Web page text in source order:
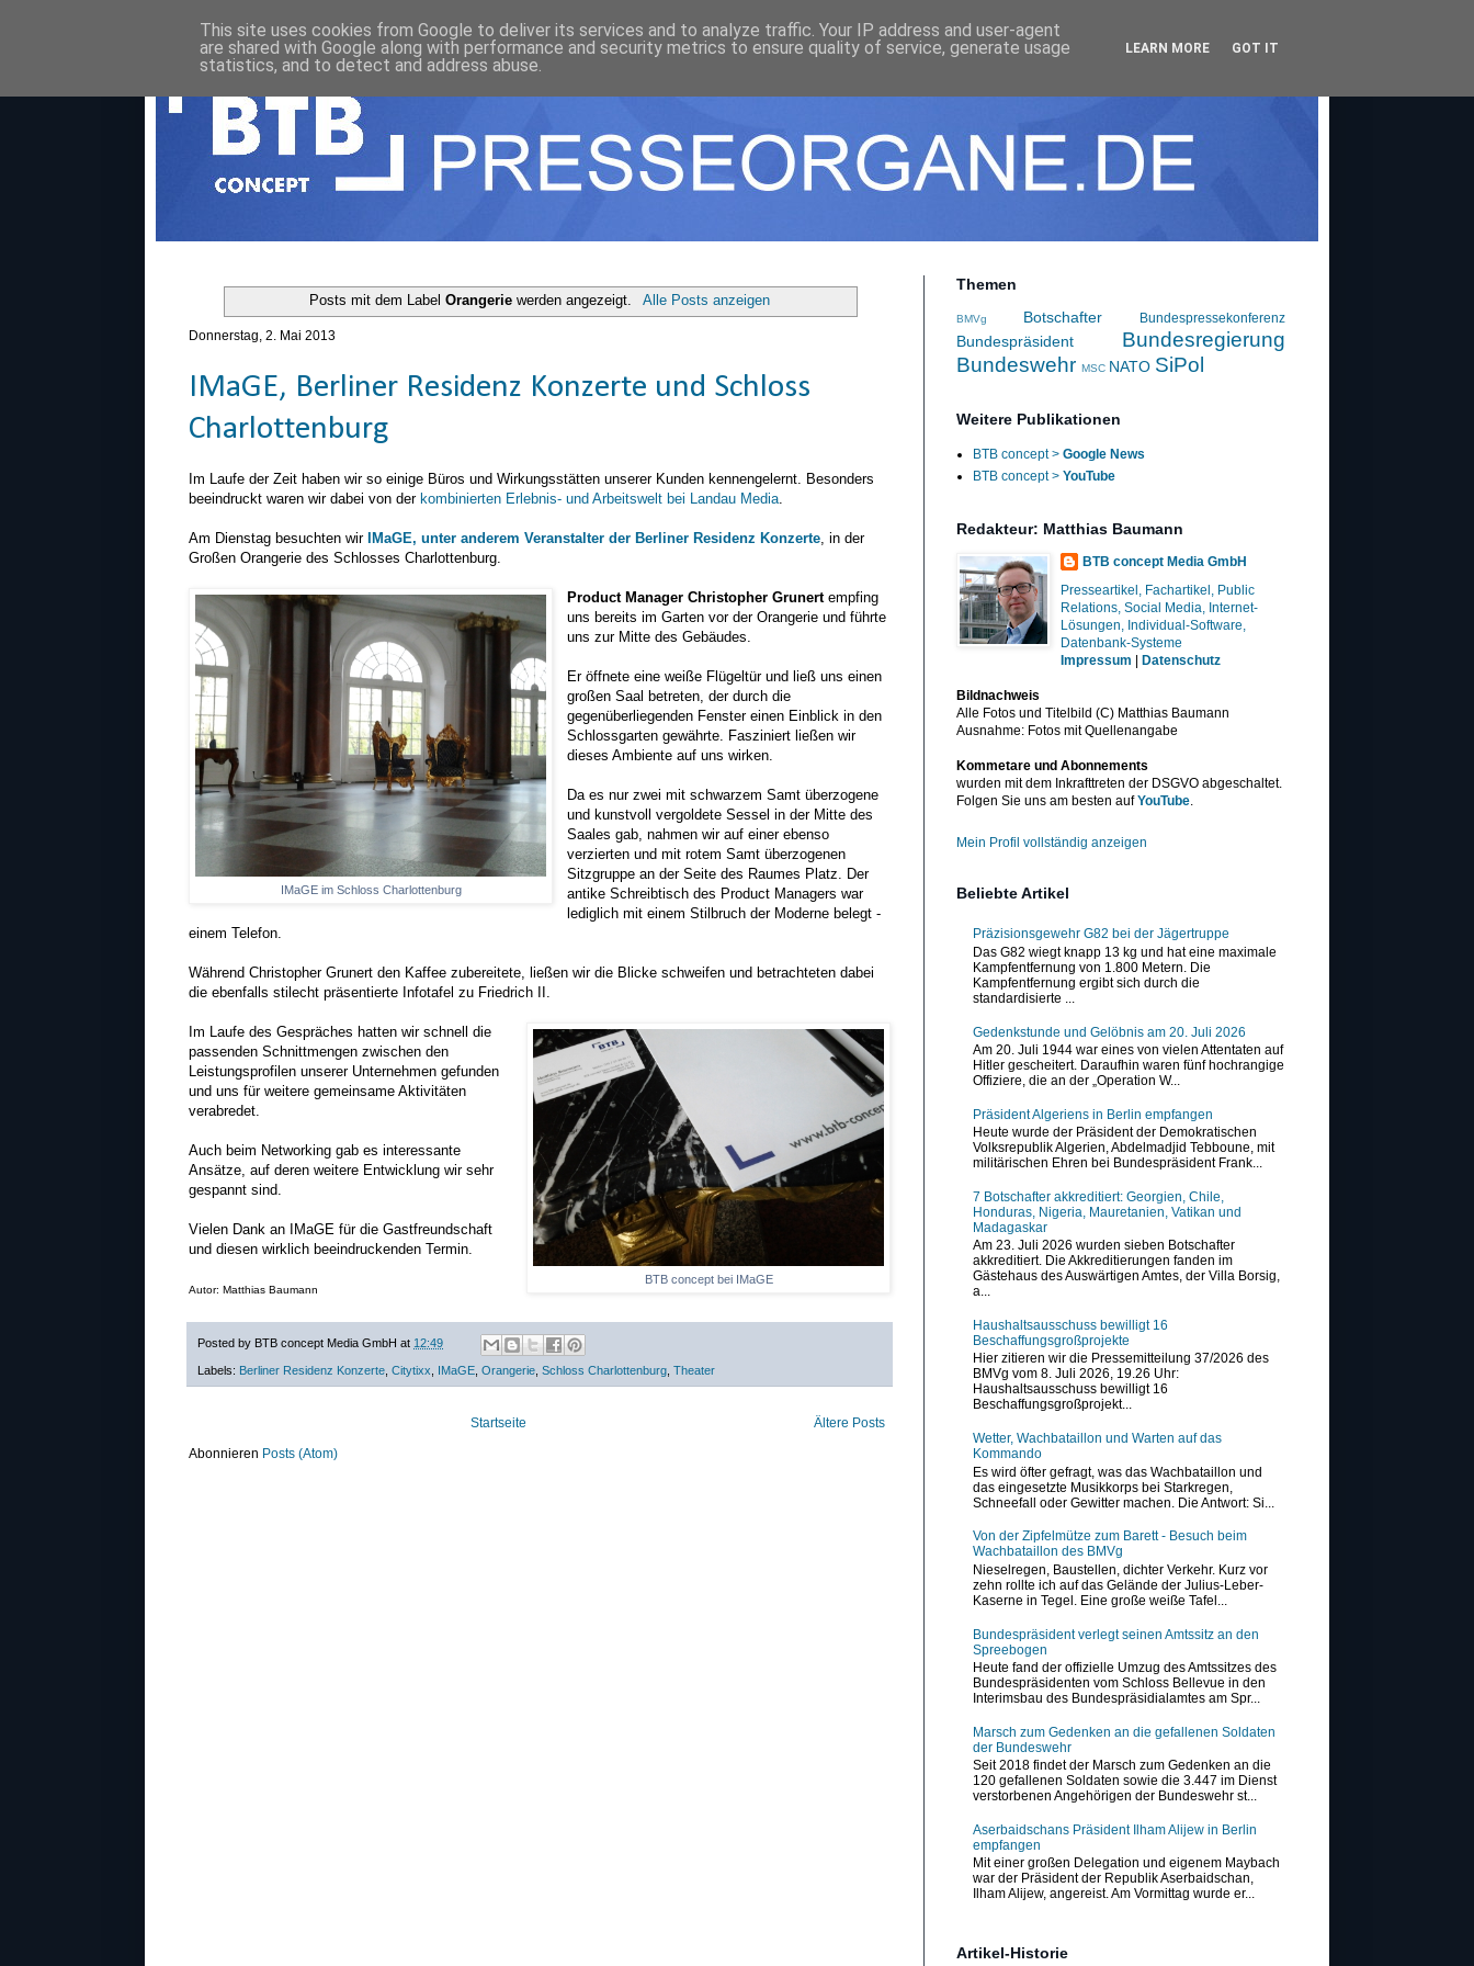
Posts mit dem LabelOrangerie werden angezeigt. Alle Posts anzeigen
Donnerstag, 2. Mai 2013
IMaGE, Berliner Residenz Konzerte und Schloss
Charlottenburg
Im Laufe der Zeit haben wir so einige Büros und Wirkungsstätten unserer Kunden kennengelernt. Besonders
beeindruckt waren wir dabei von der kombinierten Erlebnis- und Arbeitswelt bei Landau Media
Am Dienstag besuchten wir IMaGE, unter anderem Veranstalter der Berliner Residenz Konzerte , in der
Großen Orangerie des Schlosses Charlottenburg.
IMaGE im Schloss Charlottenburg
Product Manager Christopher Grunertempfing
uns bereits im Garten vor der Orangerie und führte
uns zur Mitte des Gebäudes.
Er öffnete eine weiße Flügeltür und ließ uns einen
großen Saal betreten, der durch die
gegenüberliegenden Fenster einen Einblick in den
Schlossgarten gewährte. Fasziniert ließen wir
dieses Ambiente auf uns wirken.
Da es nur zwei mit schwarzem Samt überzogene
und kunstvoll vergoldete Sessel in der Mitte des
Saales gab, nahmen wir auf einer ebenso
verzierten und mit rotem Samt überzogenen
Sitzgruppe an der Seite des Raumes Platz. Der
antike Schreibtisch des Product Managers war
lediglich mit einem Stilbruch der Moderne belegt -
einem Telefon.
Während Christopher Grunert den Kaffee zubereitete, ließen wir die Blicke schweifen und betrachteten dabei
die ebenfalls stilecht präsentierte Infotafel zu Friedrich II.
BTB concept bei IMaGE
Im Laufe des Gespräches hatten wir schnell die
passenden Schnittmengen zwischen den
Leistungsprofilen unserer Unternehmen gefunden
und uns für weitere gemeinsame Aktivitäten
verabredet.
Auch beim Networking gab es interessante
Ansätze, auf deren weitere Entwicklung wir sehr
gespannt sind.
Vielen Dank an IMaGE für die Gastfreundschaft
und diesen wirklich beeindruckenden Termin.
Autor: Matthias Baumann
Posted by BTB concept Media GmbH at 12:49
Labels: Berliner Residenz Konzerte Citytixx IMaGE Orangerie Schloss Charlottenburg Theater
Ältere Posts
Startseite
Abonnieren Posts (Atom)
Themen
BMVg Botschafter Bundespressekonferenz
Bundespräsident
Bundesregierung
Bundeswehr MSC NATO SiPol
Weitere Publikationen
BTB concept > Google News
BTB concept > YouTube
Redakteur: Matthias Baumann
BTB concept Media GmbH
Presseartikel, Fachartikel, Public
Relations, Social Media, Internet-
Lösungen, Individual-Software,
Datenbank-Systeme
Impressum
Datenschutz
Bildnachweis
Alle Fotos und Titelbild (C) Matthias Baumann
Ausnahme: Fotos mit Quellenangabe
Kommetare und Abonnements
wurden mit dem Inkrafttreten der DSGVO abgeschaltet.
Folgen Sie uns am besten aufYouTube.
Mein Profil vollständig anzeigen
Beliebte Artikel
Präzisionsgewehr G82 bei der Jägertruppe
Das G82 wiegt knapp 13 kg und hat eine maximale
Kampfentfernung von 1.800 Metern. Die
Kampfentfernung ergibt sich durch die
standardisierte ...
Gedenkstunde und Gelöbnis am 20. Juli 2026
Am 20. Juli 1944 war eines von vielen Attentaten auf
Hitler gescheitert. Daraufhin waren fünf hochrangige
Offiziere, die an der „Operation W...
Präsident Algeriens in Berlin empfangen
Heute wurde der Präsident der Demokratischen
Volksrepublik Algerien, Abdelmadjid Tebboune, mit
militärischen Ehren bei Bundespräsident Frank...
7 Botschafter akkreditiert: Georgien, Chile,
Honduras, Nigeria, Mauretanien, Vatikan und
Madagaskar
Am 23. Juli 2026 wurden sieben Botschafter
akkreditiert. Die Akkreditierungen fanden im
Gästehaus des Auswärtigen Amtes, der Villa Borsig,
a...
Haushaltsausschuss bewilligt 16
Beschaffungsgroßprojekte
Hier zitieren wir die Pressemitteilung 37/2026 des
BMVg vom 8. Juli 2026, 19.26 Uhr:
Haushaltsausschuss bewilligt 16
Beschaffungsgroßprojekt...
Wetter, Wachbataillon und Warten auf das
Kommando
Es wird öfter gefragt, was das Wachbataillon und
das eingesetzte Musikkorps bei Starkregen,
Schneefall oder Gewitter machen. Die Antwort: Si...
Von der Zipfelmütze zum Barett - Besuch beim
Wachbataillon des BMVg
Nieselregen, Baustellen, dichter Verkehr. Kurz vor
zehn rollte ich auf das Gelände der Julius-Leber-
Kaserne in Tegel. Eine große weiße Tafel...
Bundespräsident verlegt seinen Amtssitz an den
Spreebogen
Heute fand der offizielle Umzug des Amtssitzes des
Bundespräsidenten vom Schloss Bellevue in den
Interimsbau des Bundespräsidialamtes am Spr...
Marsch zum Gedenken an die gefallenen Soldaten
der Bundeswehr
Seit 2018 findet der Marsch zum Gedenken an die
120 gefallenen Soldaten sowie die 3.447 im Dienst
verstorbenen Angehörigen der Bundeswehr st...
Aserbaidschans Präsident Ilham Alijew in Berlin
empfangen
Mit einer großen Delegation und eigenem Maybach
war der Präsident der Republik Aserbaidschan,
Ilham Alijew, angereist. Am Vormittag wurde er...
Artikel-Historie
This site uses cookies from Google to deliver its services and to analyze traffic. Your IP address and user-agent
are shared with Google along with performance and security metrics to ensure quality of service, generate usage
statistics, and to detect and address abuse.
LEARN MORE GOT IT